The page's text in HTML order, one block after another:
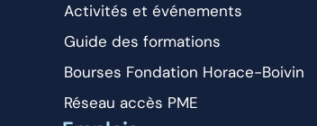
Activités et événements
Guide des formations
Bourses Fondation Horace-Boivin
Réseau accès PME